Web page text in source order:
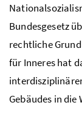
Bundesgesetz
rechtliche
für Inneres hat
Gebäudes in die